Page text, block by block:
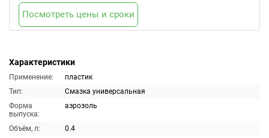
Характеристики
Применение:
пластик
Тип:
Смазка универсальная
Форма
выпуска:
аэрозоль
Объём, л:
0.4
Посмотреть цены и сроки